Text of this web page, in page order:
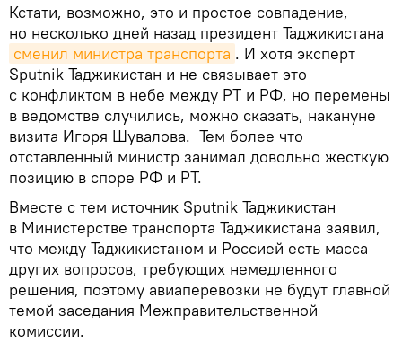
Кстати, возможно, это и простое совпадение,
но несколько дней назад президент Таджикистана
сменил министра транспорта . И хотя эксперт
Sputnik Таджикистан и не связывает это
с конфликтом в небе между РТ и РФ, но перемены
в ведомстве случились, можно сказать, накануне
визита Игоря Шувалова. Тем более что
отставленный министр занимал довольно жесткую
позицию в споре РФ и РТ.
Вместе с тем источник Sputnik Таджикистан
в Министерстве транспорта Таджикистана заявил,
что между Таджикистаном и Россией есть масса
других вопросов, требующих немедленного
решения, поэтому авиаперевозки не будут главной
темой заседания Межправительственной
комиссии.